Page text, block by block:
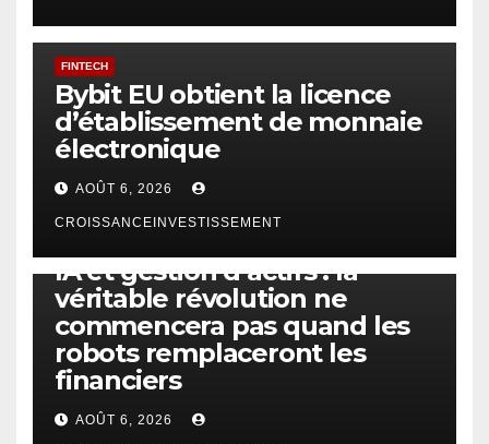
FINTECH
Bybit EU obtient la licence
d’établissement de monnaie
électronique
AOÛT 6, 2026
CROISSANCEINVESTISSEMENT
IA et gestion d’actifs : la
véritable révolution ne
commencera pas quand les
robots remplaceront les
financiers
AOÛT 6, 2026